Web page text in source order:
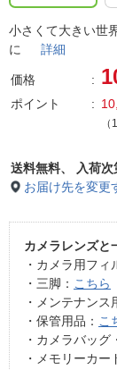
小さくて大きい世
に 詳細
価格
ポイント
送料無料、
入荷
お届け先を変更
カメラレンズと
・カメラ用フィ
・三脚： こちら
・メンテナンス
・保管用品： こ
・カメラバッグ
・メモリーカー